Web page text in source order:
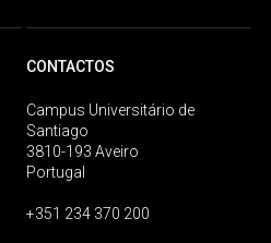
CONTACTOS
Campus Universitário de
Santiago
3810-193 Aveiro
Portugal
+351 234 370 200